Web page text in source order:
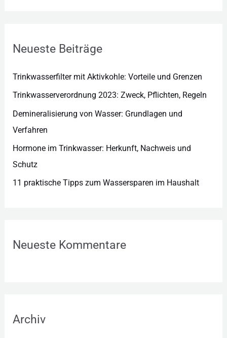
Neueste Beiträge
Trinkwasserfilter mit Aktivkohle: Vorteile und Grenzen
Trinkwasserverordnung 2023: Zweck, Pflichten, Regeln
Demineralisierung von Wasser: Grundlagen und
Verfahren
Hormone im Trinkwasser: Herkunft, Nachweis und
Schutz
11 praktische Tipps zum Wassersparen im Haushalt
Neueste Kommentare
Archiv
r
e
n